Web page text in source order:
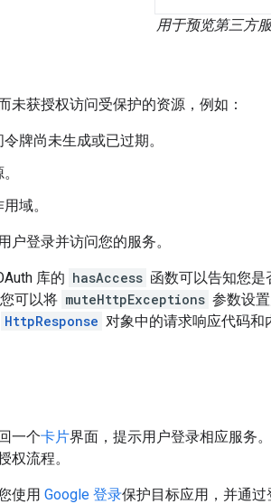
用于预览第三方
未获授权访问受保护的资源，例如：
牌尚未生成或已过期。
域。
户登录并访问您的服务。
库的 hasAccess 函数可以告知您
可以将 muteHttpExceptions 参数设
HttpResponse 对象中的请求响应代码和
一个卡片界面，提示用户登录相应服务
权流程。
使用 Google 登录保护目标应用，并通